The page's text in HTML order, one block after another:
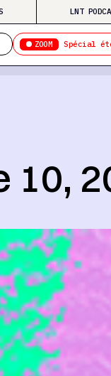
LNT
ZOOM Spécial
10,